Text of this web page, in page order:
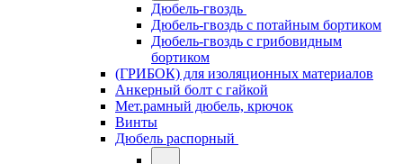
Дюбель-гвоздь
Дюбель-гвоздь с потайным бортиком
Дюбель-гвоздь с грибовидным
бортиком
(ГРИБОК) для изоляционных материалов
Анкерный болт с гайкой
Мет.рамный дюбель, крючок
Винты
Дюбель распорный